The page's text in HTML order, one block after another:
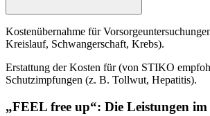
Kostenübernahme für
Kreislauf, Schwangerschaft, Krebs).
Erstattung der Kosten für (von STIKO
Schutzimpfungen (z. B. Tollwut, Hepatitis).
„FEEL free up“: Die Leistungen im